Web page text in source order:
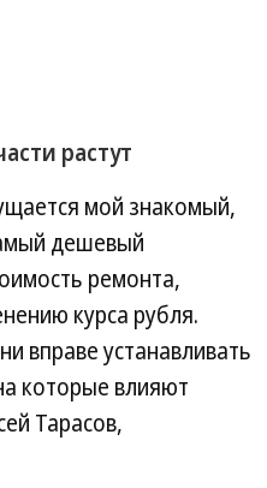
растут
мой знакомый,
дешевый
ремонта,
курса рубля.
вправе устанавливать
которые влияют
Тарасов,